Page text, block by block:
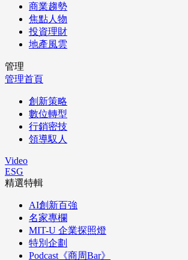
商業趨勢
焦點人物
投資理財
地產風雲
管理
管理首頁
創新策略
數位轉型
行銷密技
領導馭人
Video
ESG
精選特輯
AI創新百強
名家專欄
MIT-U 企業探照燈
特別企劃
Podcast《商周Bar》